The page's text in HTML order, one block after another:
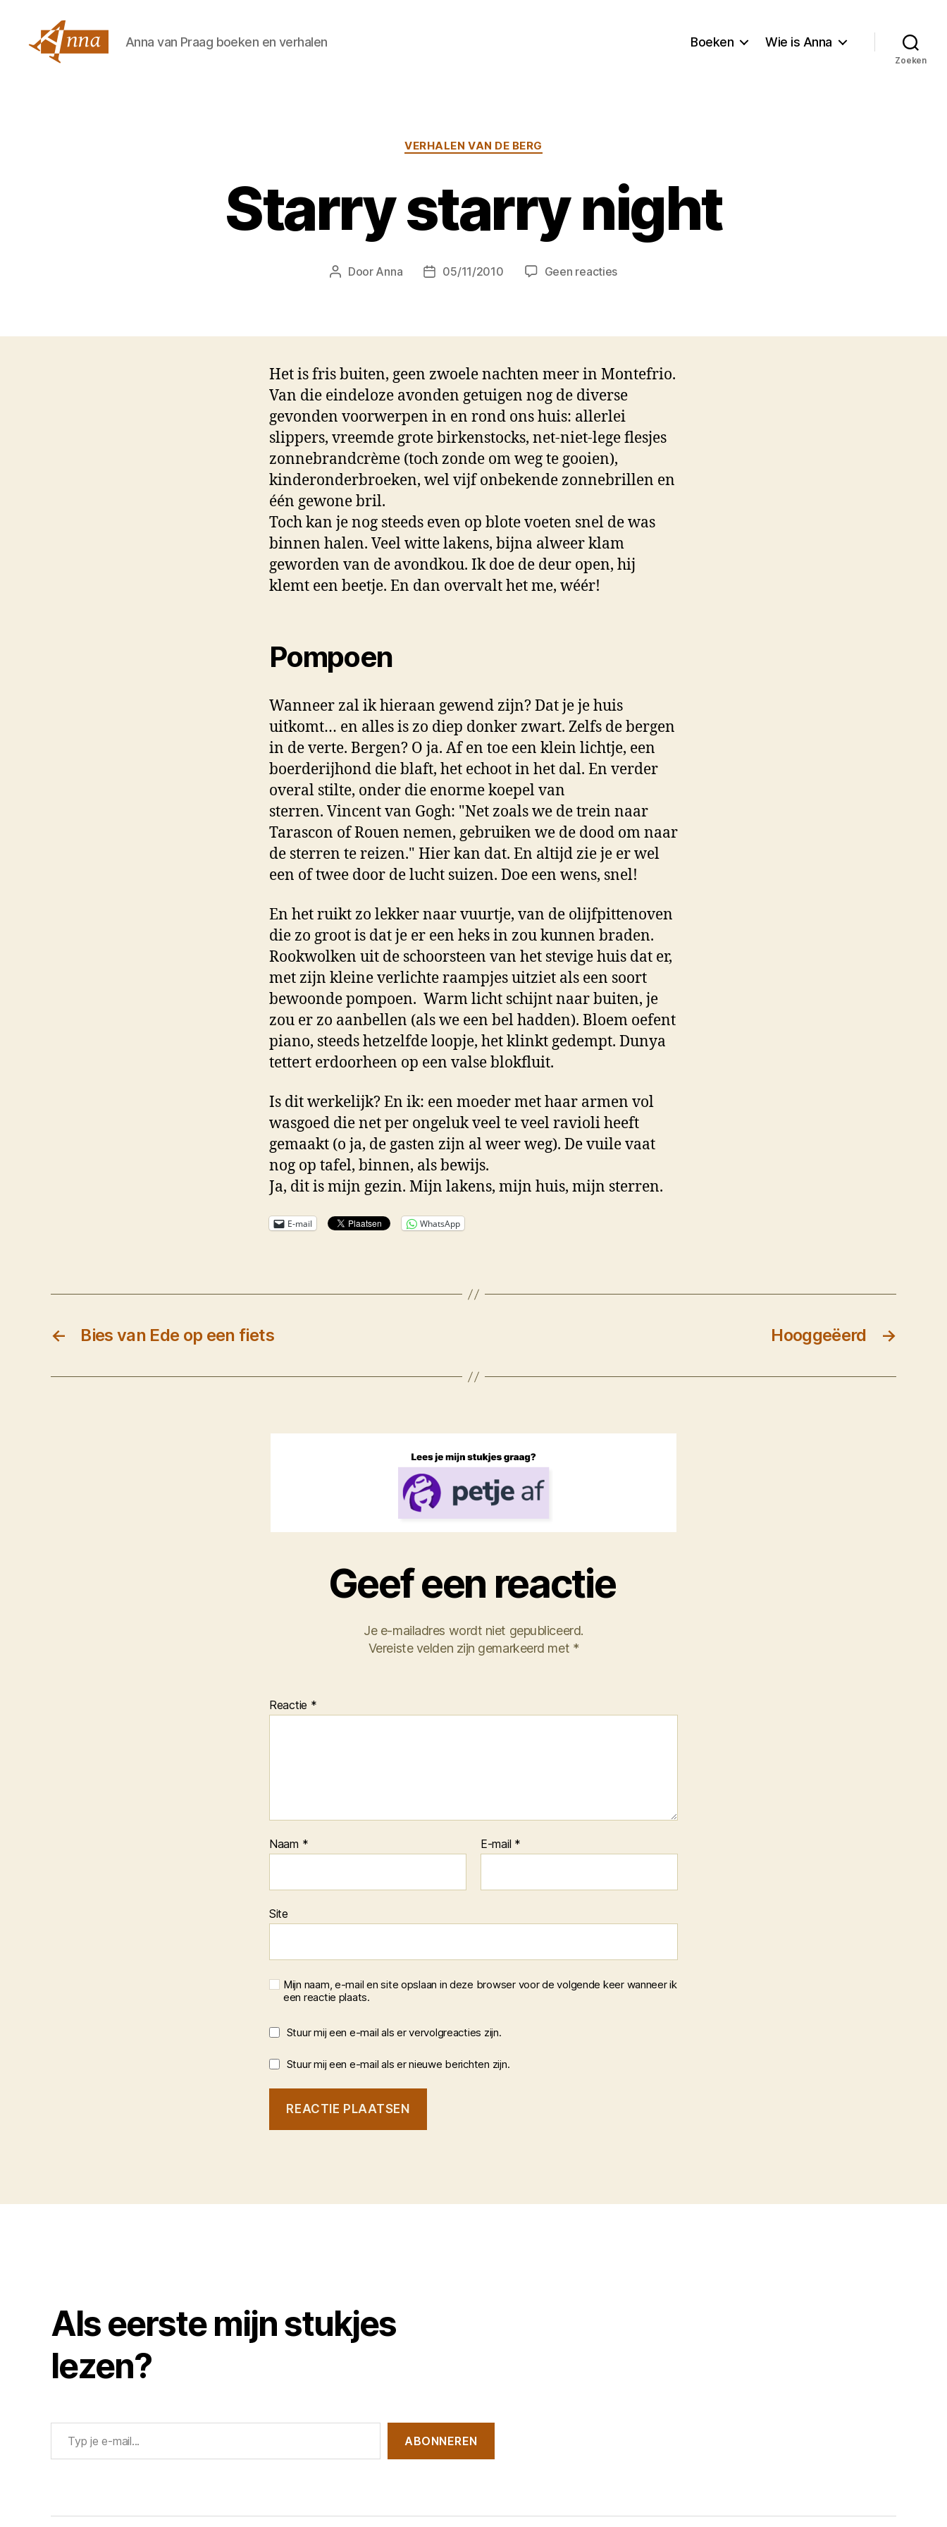
Anna van Praag boeken en verhalen Boeken Wie is Anna
Zoeken
Categorieën
VERHALEN VAN DE BERG
Starry starry night
Berichtauteur
Door Anna Berichtdatum
05/11/2010 Geen reactiesop
Het is fris buiten, geen zwoele nachten meer in Montefrio.
Van die eindeloze avonden getuigen nog de diverse
gevonden voorwerpen in en rond ons huis: allerlei
slippers, vreemde grote birkenstocks, net-niet-lege flesjes
zonnebrandcrème (toch zonde om weg te gooien),
kinderonderbroeken, wel vijf onbekende zonnebrillen en
één gewone bril.
Toch kan je nog steeds even op blote voeten snel de was
binnen halen. Veel witte lakens, bijna alweer klam
geworden van de avondkou. Ik doe de deur open, hij
klemt een beetje. En dan overvalt het me, wéér!
Pompoen
Wanneer zal ik hieraan gewend zijn? Dat je je huis
uitkomt… en alles is zo diep donker zwart. Zelfs de bergen
in de verte. Bergen? O ja. Af en toe een klein lichtje, een
boerderijhond die blaft, het echoot in het dal. En verder
overal stilte, onder die enorme koepel van
sterren. Vincent van Gogh: "Net zoals we de trein naar
Tarascon of Rouen nemen, gebruiken we de dood om naar
de sterren te reizen." Hier kan dat. En altijd zie je er wel
een of twee door de lucht suizen. Doe een wens, snel!
En het ruikt zo lekker naar vuurtje, van de olijfpittenoven
die zo groot is dat je er een heks in zou kunnen braden.
Rookwolken uit de schoorsteen van het stevige huis dat er,
met zijn kleine verlichte raampjes uitziet als een soort
bewoonde pompoen. Warm licht schijnt naar buiten, je
zou er zo aanbellen (als we een bel hadden). Bloem oefent
piano, steeds hetzelfde loopje, het klinkt gedempt. Dunya
tettert erdoorheen op een valse blokfluit.
Is dit werkelijk? En ik: een moeder met haar armen vol
wasgoed die net per ongeluk veel te veel ravioli heeft
gemaakt (o ja, de gasten zijn al weer weg). De vuile vaat
nog op tafel, binnen, als bewijs.
Ja, dit is mijn gezin. Mijn lakens, mijn huis, mijn sterren.
E-mail WhatsApp
← Bies van Ede op een fiets →
Hooggeëerd
Geef een reactie
Je e-mailadres wordt niet gepubliceerd.
Vereiste velden zijn gemarkeerd met *
Reactie *
Naam * E-mail *
Site
Mijn naam, e-mail en site opslaan in deze browser voor de volgende keer wanneer ik
een reactie plaats.
Stuur mij een e-mail als er vervolgreacties zijn.
Stuur mij een e-mail als er nieuwe berichten zijn.
Als eerste mijn stukjes
lezen?
Typ je e-mail...
ABONNEREN